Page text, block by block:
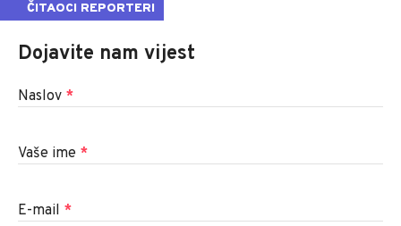
ČITAOCI REPORTERI
Dojavite nam vijest
Naslov *
Vaše ime *
E-mail *